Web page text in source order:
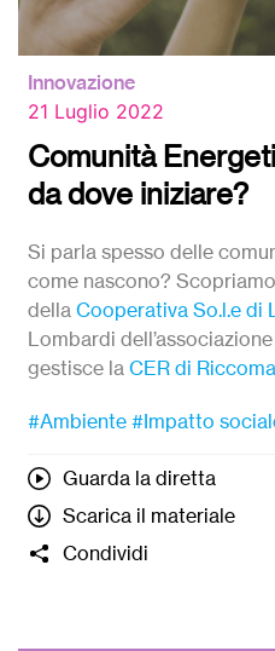
Innovazione
21 Luglio 2022
Comunità
da dove iniziare?
Si parla spesso delle
come nascono?
della Cooperativa So.l.e di
Lombardi
gestisce la CER di
#Ambiente #Impatto
Guarda la diretta
Scarica il materiale
Condividi